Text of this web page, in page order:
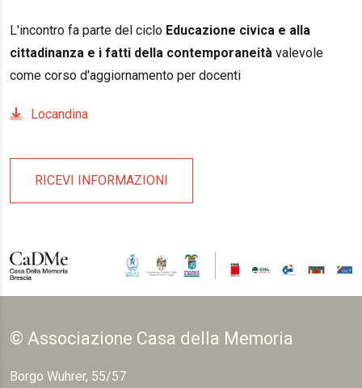
L'incontro fa parte del ciclo Educazione civica e alla
cittadinanza e i fatti della contemporaneità valevole
come corso d'aggiornamento per docenti
Locandina
RICEVI INFORMAZIONI
© Associazione Casa della Memoria
Borgo Wuhrer, 55/57